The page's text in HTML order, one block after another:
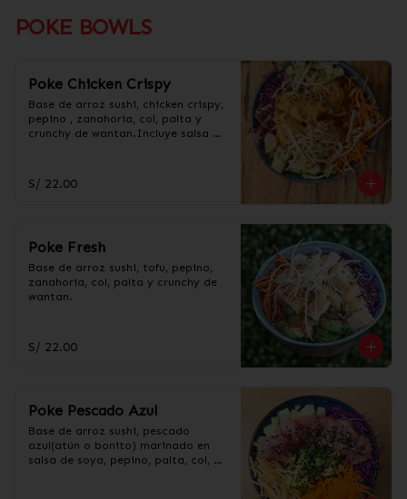
POKE BOWLS
Poke Chicken Crispy
Base de arroz sushi, chicken crispy,
pepino , zanahoria, col, palta y
crunchy de wantan.Incluye salsa
S/ 22.00
Poke Fresh
Base de arroz sushi, tofu, pepino,
zanahoria, col, palta y crunchy de
wantan.
S/ 22.00
Poke Pescado Azul
Base de arroz sushi, pescado
azul(atún o bonito) marinado en
salsa de soya, pepino, palta, col,